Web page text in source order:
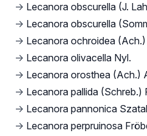
→ Lecanora obscurella (J.
→ Lecanora obscurella
→ Lecanora ochroidea
→ Lecanora olivacella Nyl.
→ Lecanora orosthea (Ach.)
→ Lecanora pallida (Schreb.)
→ Lecanora pannonica
→ Lecanora perpruinosa